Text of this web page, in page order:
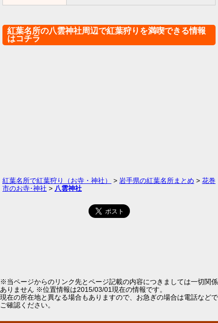
紅葉名所の八雲神社周辺で紅葉狩りを満喫できる情報
はコチラ
紅葉名所で紅葉狩り（お寺・神社） > 岩手県の紅葉名所まとめ > 花巻
市のお寺･神社 > 八雲神社
※当ページからのリンク先とページ記載の内容につきましては一切関係
ありません ※位置情報は2015/03/01現在の情報です。
現在の所在地と異なる場合もありますので、お急ぎの場合は電話などで
ご確認ください。